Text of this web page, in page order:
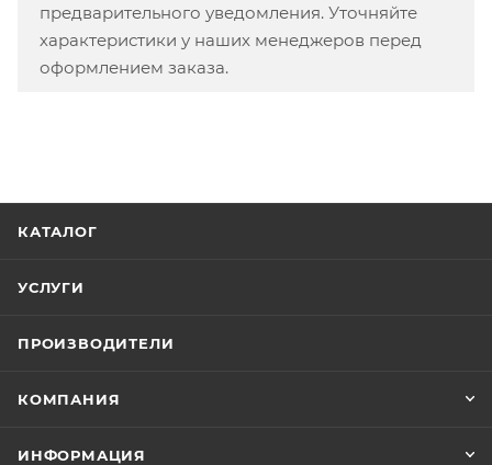
предварительного уведомления. Уточняйте
характеристики у наших менеджеров перед
оформлением заказа.
КАТАЛОГ
УСЛУГИ
ПРОИЗВОДИТЕЛИ
КОМПАНИЯ
ИНФОРМАЦИЯ